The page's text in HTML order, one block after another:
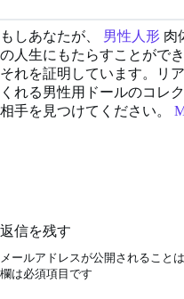
もしあなたが、 男性人形 肉
の人生にもたらすことがで
それを証明しています。リ
くれる男性用ドールのコレ
相手を見つけてください。
返信を残す
メールアドレスが公開されること
欄は必須項目です